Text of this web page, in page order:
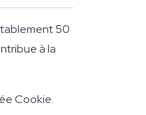
50
à la
Cookie.